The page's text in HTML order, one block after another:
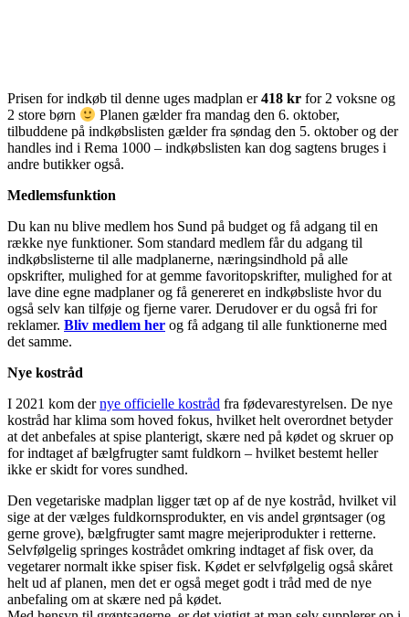
Prisen for indkøb til denne uges madplan er418 kr for 2 voksne og
2 store børn
Planen gælder fra mandag den 6. oktober,
tilbuddene på indkøbslisten gælder fra søndag den 5. oktober og der
handles ind i Rema 1000 – indkøbslisten kan dog sagtens bruges i
andre butikker også.
Medlemsfunktion
Du kan nu blive medlem hos Sund på budget og få adgang til en
række nye funktioner. Som standard medlem får du adgang til
indkøbslisterne til alle madplanerne, næringsindhold på alle
opskrifter, mulighed for at gemme favoritopskrifter, mulighed for at
lave dine egne madplaner og få genereret en indkøbsliste hvor du
også selv kan tilføje og fjerne varer. Derudover er du også fri for
reklamer. Bliv medlem her og få adgang til alle funktionerne med
det samme.
Nye kostråd
I 2021 kom dernye officielle kostråd fra fødevarestyrelsen. De nye
kostråd har klima som hoved fokus, hvilket helt overordnet betyder
at det anbefales at spise planterigt, skære ned på kødet og skruer op
for indtaget af bælgfrugter samt fuldkorn – hvilket bestemt heller
ikke er skidt for vores sundhed.
Den vegetariske madplan ligger tæt op af de nye kostråd, hvilket vil
sige at der vælges fuldkornsprodukter, en vis andel grøntsager (og
gerne grove), bælgfrugter samt magre mejeriprodukter i retterne.
Selvfølgelig springes kostrådet omkring indtaget af fisk over, da
vegetarer normalt ikke spiser fisk. Kødet er selvfølgelig også skåret
helt ud af planen, men det er også meget godt i tråd med de nye
anbefaling om at skære ned på kødet.